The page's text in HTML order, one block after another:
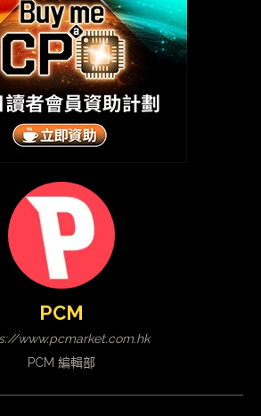
PCM
www.pcmarket.com.hk
PCM 編輯部